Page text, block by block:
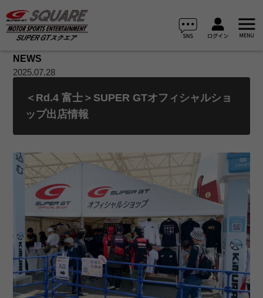
NEWS
2025.07.28
＜Rd.4 富士＞SUPER GTオフィシャルショ
ップ出店情報